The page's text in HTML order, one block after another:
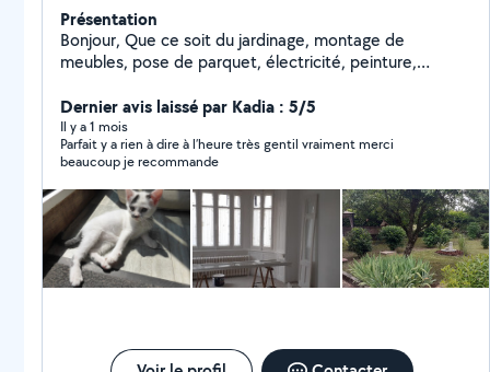
Présentation
Bonjour, Que ce soit du jardinage, montage de
meubles, pose de parquet, électricité, peinture,
suis en train en même temps de rénover ma maison
niveau placo et électricité, tout comme peinture et
papiers peints !
Dernier avis laissé par Kadia : 5/5
Il y a 1 mois
Parfait y a rien à dire à l’heure très gentil vraiment merci
beaucoup je recommande